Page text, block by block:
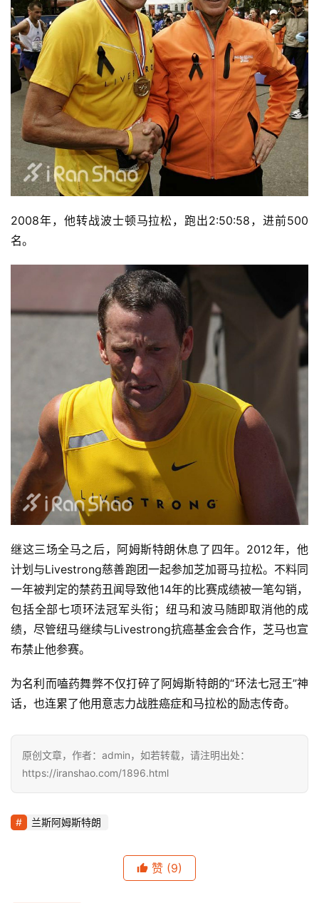
2008年，他转战波士顿马拉松，跑出2:50:58，进前500
名。
继这三场全马之后，阿姆斯特朗休息了四年。2012年，他
计划与Livestrong慈善跑团一起参加芝加哥马拉松。不料同
一年被判定的禁药丑闻导致他14年的比赛成绩被一笔勾销，
包括全部七项环法冠军头衔；纽马和波马随即取消他的成
绩，尽管纽马继续与Livestrong抗癌基金会合作，芝马也宣
布禁止他参赛。
为名利而嗑药舞弊不仅打碎了阿姆斯特朗的“环法七冠王”神
话，也连累了他用意志力战胜癌症和马拉松的励志传奇。
原创文章，作者：admin，如若转载，请注明出处：
https://iranshao.com/1896.html
兰斯阿姆斯特朗
赞 (9)